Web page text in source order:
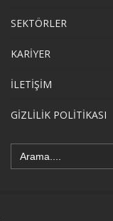
SEKTÖRLER
KARİYER
İLETİŞİM
GİZLİLİK POLİTİKASI
Search
for: